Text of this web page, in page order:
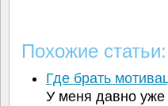
Похожие статьи:
Где брать
У меня давно